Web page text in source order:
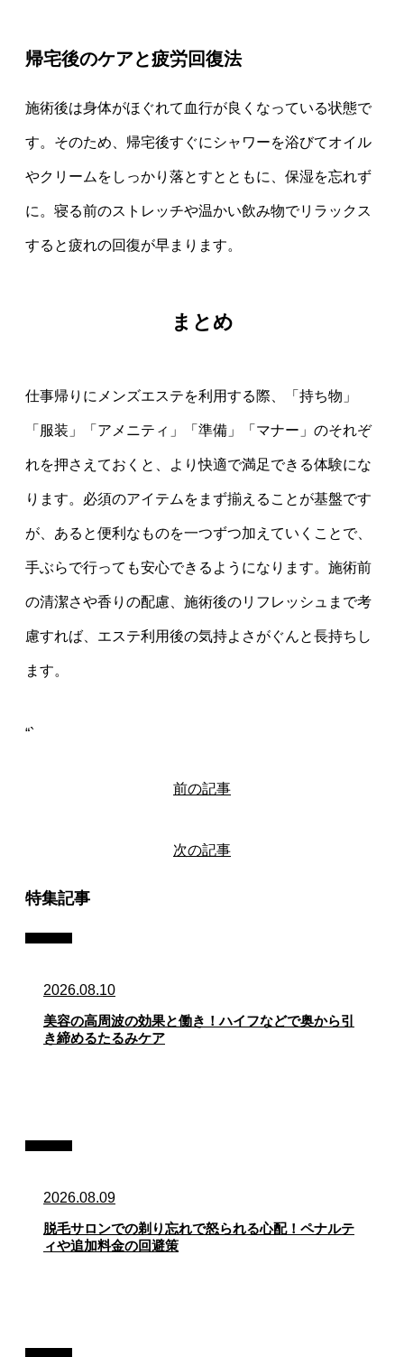
帰宅後のケアと疲労回復法
施術後は身体がほぐれて血行が良くなっている状態で
す。そのため、帰宅後すぐにシャワーを浴びてオイル
やクリームをしっかり落とすとともに、保湿を忘れず
に。寝る前のストレッチや温かい飲み物でリラックス
すると疲れの回復が早まります。
まとめ
仕事帰りにメンズエステを利用する際、「持ち物」
「服装」「アメニティ」「準備」「マナー」のそれぞ
れを押さえておくと、より快適で満足できる体験にな
ります。必須のアイテムをまず揃えることが基盤です
が、あると便利なものを一つずつ加えていくことで、
手ぶらで行っても安心できるようになります。施術前
の清潔さや香りの配慮、施術後のリフレッシュまで考
慮すれば、エステ利用後の気持よさがぐんと長持ちし
ます。
“`
前の記事
次の記事
特集記事
2026.08.10
美容の高周波の効果と働き！ハイフなどで奥から引
き締めるたるみケア
2026.08.09
脱毛サロンでの剃り忘れで怒られる心配！ペナルテ
ィや追加料金の回避策